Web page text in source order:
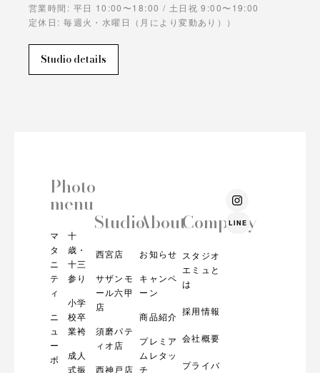
営業時間: 平日 10:00〜18:00 / 土日祝 9:00〜19:00
定休日: 毎週火・水曜日（月により変動あり））
Studio details
Photo
menu
マ
タ
ニ
テ
ィ
ニ
ュ
ー
ボ
十
歳・
十三
参り
小学
校卒
業袴
成人
式振
Studio
西宮店
サザンモ
ール六甲
店
須磨パテ
ィオ店
西神戸店
About
お知らせ
キャンペ
ーン
商品紹介
プレミア
ムレタッ
チ
Company
スタジオ
エミュと
は
採用情報
会社概要
プライバ
I
n
s
t
LINE